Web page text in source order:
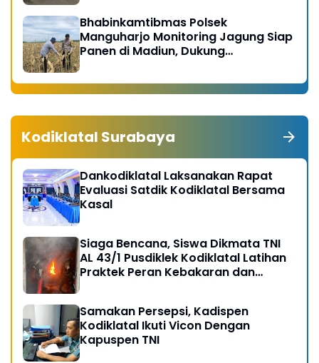
Bhabinkamtibmas Polsek
Manguharjo Monitoring Jagung Siap
Panen di Madiun, Dukung
Kodiklatal Surabaya
Dankodiklatal Laksanakan Rapat
Evaluasi Satdik Kodiklatal Bersama
Kasal
Siaga Bencana, Siswa Dikmata TNI
AL 43/1 Pusdiklek Kodiklatal Latihan
Praktek Peran Kebakaran dan
Samakan Persepsi, Kadispen
Kodiklatal Ikuti Vicon Dengan
Kapuspen TNI